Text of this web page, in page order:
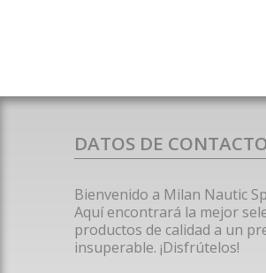
DATOS DE
Bienvenido a Milan Nautic
Aquí encontrará la mejor
productos de calidad a un
insuperable. ¡Disfrútelos!